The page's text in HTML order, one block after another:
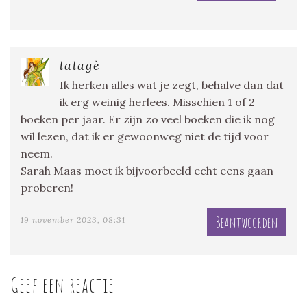
lalagè
Ik herken alles wat je zegt, behalve dan dat
ik erg weinig herlees. Misschien 1 of 2
boeken per jaar. Er zijn zo veel boeken die ik nog
wil lezen, dat ik er gewoonweg niet de tijd voor
neem.
Sarah Maas moet ik bijvoorbeeld echt eens gaan
proberen!
19 november 2023, 08:31 Beantwoorden
Geef een reactie